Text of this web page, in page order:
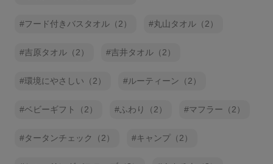
フード付きバスタオル（2） 丸山タオル（2）
吉原タオル（2） 吉井タオル（2）
環境にやさしい（2） ルーティーン（2）
ベビーギフト（2） ふわり（2） マフラー（2）
タータンチェック（2） キャンプ（2）